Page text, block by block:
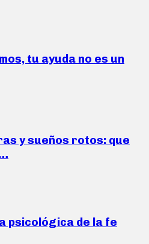
tu ayuda no es un
y sueños rotos: que
psicológica de la fe